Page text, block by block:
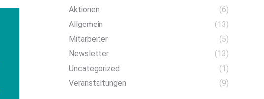
Aktionen
(6)
Allgemein
(13)
Mitarbeiter
(5)
Newsletter
(13)
Uncategorized
(1)
Veranstaltungen
(9)